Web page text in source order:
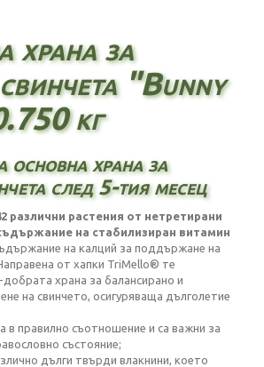
храна за
"Bunny
кг
основна храна за
след 5-тия месец
различни растения от нетретирани
на стабилизиран витамин
на калций за поддържане на
от хапки TriMello® те
храна за балансирано и
на свинчето, осигуряваща дълголетие
в правилно съотношение и са важни за
състояние;
дълги твърди влакнини, което